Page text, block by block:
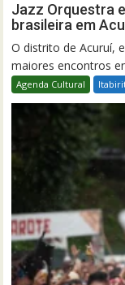
Jazz Orquestra
brasileira em
O distrito de Acuruí,
maiores encontros
Agenda Cultural